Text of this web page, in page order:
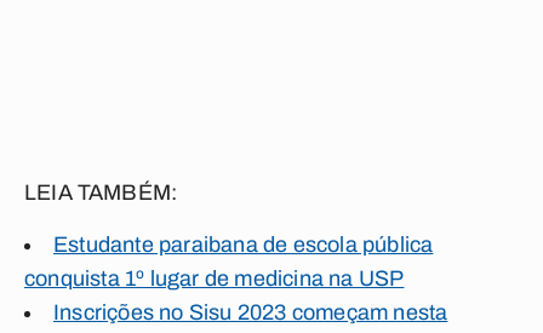
LEIA TAMBÉM:
Estudante paraibana de escola pública
conquista 1º lugar de medicina na USP
Inscrições no Sisu 2023 começam nesta